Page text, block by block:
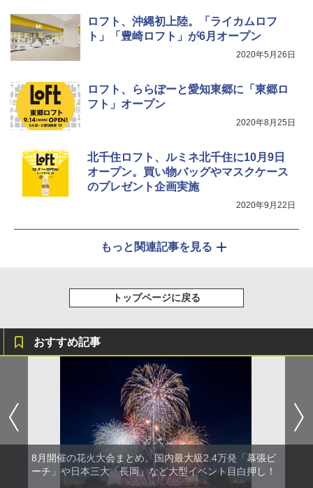
ロフト、沖縄初上陸。「ライカムロフ
ト」「豊崎ロフト」が6月オープン
2020年5月26日
ロフト、ららぽーと愛知東郷に「東郷ロ
フト」オープン
2020年8月25日
北千住ロフト、ルミネ北千住に10月9日
オープン。買い物バッグやマスクケース
のプレゼント企画実施
2020年9月22日
もっと関連記事を見る
トップページに戻る
おすすめ記事
8月開催の花火大会まとめ。国内最大級2.4万発「幕張ビ
ーチ」や日本三大「長岡」など大型イベント目白押し！